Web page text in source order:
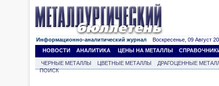
Информационно-аналитический журнал Воскресенье, 09 Август
НОВОСТИ
АНАЛИТИКА ЦЕНЫ НА МЕТАЛЛЫ
ЧЕРНЫЕ МЕТАЛЛЫ ЦВЕТНЫЕ МЕТАЛЛЫ
ДРАГОЦЕННЫЕ
ПОИСК